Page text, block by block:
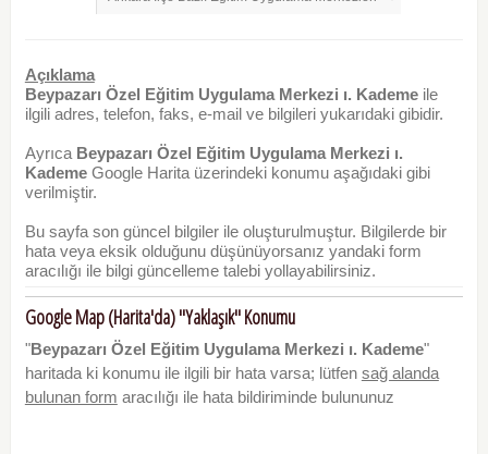
Açıklama
Beypazarı Özel Eğitim Uygulama Merkezi ı. Kademeile
ilgili adres, telefon, faks, e-mail ve bilgileri yukarıdaki gibidir.
Ayrıca Beypazarı Özel Eğitim Uygulama Merkezi ı.
KademeGoogle Harita üzerindeki konumu aşağıdaki gibi
verilmiştir.
Bu sayfa son güncel bilgiler ile oluşturulmuştur. Bilgilerde bir
hata veya eksik olduğunu düşünüyorsanız yandaki form
aracılığı ile bilgi güncelleme talebi yollayabilirsiniz.
Google Map (Harita'da) "Yaklaşık" Konumu
"Beypazarı Özel Eğitim Uygulama Merkezi ı. Kademe"
haritada ki konumu ile ilgili bir hata varsa; lütfen sağ alanda
bulunan form aracılığı ile hata bildiriminde bulununuz